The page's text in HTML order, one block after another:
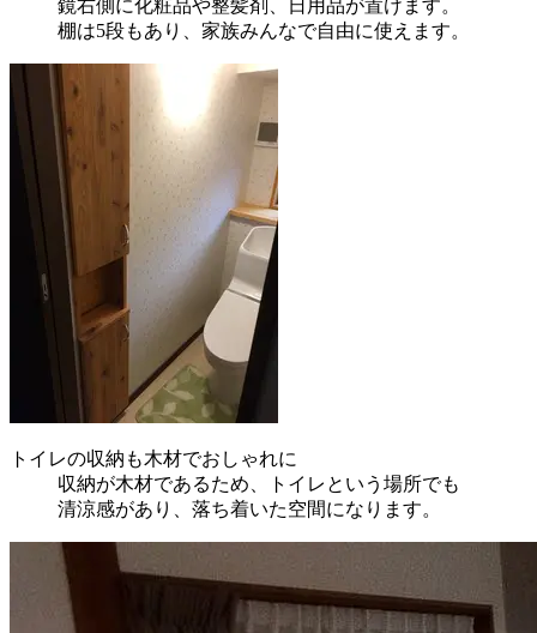
鏡右側に化粧品や整髪剤、日用品が置けます。
棚は5段もあり、家族みんなで自由に使えます。
トイレの収納も木材でおしゃれに
収納が木材であるため、トイレという場所でも
清涼感があり、落ち着いた空間になります。